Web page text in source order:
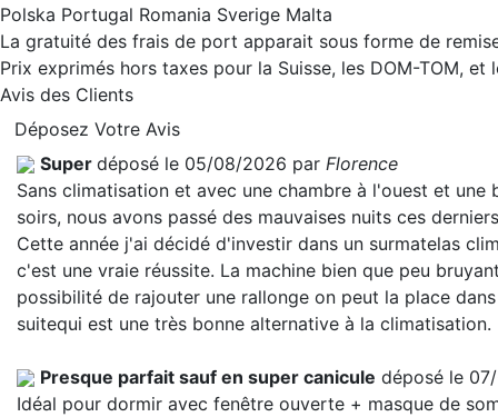
Polska Portugal Romania Sverige Malta
La gratuité des frais de port apparait sous forme de
Prix exprimés hors taxes pour la Suisse, les DOM-TOM,
Avis des Clients
Déposez Votre Avis
Super déposé le 05/08/2026 par Florence
Sans climatisation et avec une chambre à l'ouest et
soirs, nous avons passé des mauvaises nuits ces
Cette année j'ai décidé d'investir dans un surmatelas
c'est une vraie réussite. La machine bien que peu
possibilité de rajouter une rallonge on peut la place
suitequi est une très bonne alternative à la climatisation.
Presque parfait sauf en super canicule déposé le
Idéal pour dormir avec fenêtre ouverte + masque de